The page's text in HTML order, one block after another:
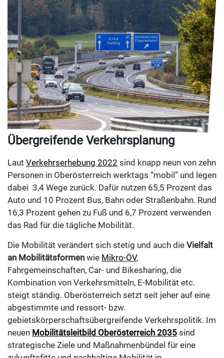
Übergreifende Verkehrsplanung
Laut Verkehrserhebung 2022 sind knapp neun von zehn
Personen in Oberösterreich werktags “mobil” und legen
dabei 3,4 Wege zurück. Dafür nutzen 65,5 Prozent das
Auto und 10 Prozent Bus, Bahn oder Straßenbahn. Rund
16,3 Prozent gehen zu Fuß und 6,7 Prozent verwenden
das Rad für die tägliche Mobilität.
Die Mobilität verändert sich stetig und auch die Vielfalt
an Mobilitätsformen wie Mikro-ÖV,
Fahrgemeinschaften, Car- und Bikesharing, die
Kombination von Verkehrsmitteln, E-Mobilität etc.
steigt ständig. Oberösterreich setzt seit jeher auf eine
abgestimmte und ressort- bzw.
gebietskörperschaftsübergreifende Verkehrspolitik. Im
neuen Mobilitätsleitbild Oberösterreich 2035 sind
strategische Ziele und Maßnahmenbündel für eine